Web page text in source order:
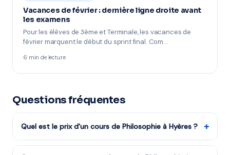
Vacances de février : dernière ligne droite avant
les examens
Pour les élèves de 3ème et Terminale, les vacances de
février marquent le début du sprint final. Com…
6 min de lecture
Questions fréquentes
Quel est le prix d'un cours de Philosophie à Hyères ? +
Les tarifs dépendent de la matière, du niveau et de la